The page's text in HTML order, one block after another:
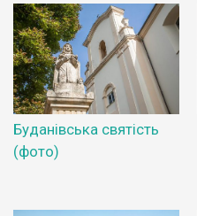
Буданівська святість
(фото)